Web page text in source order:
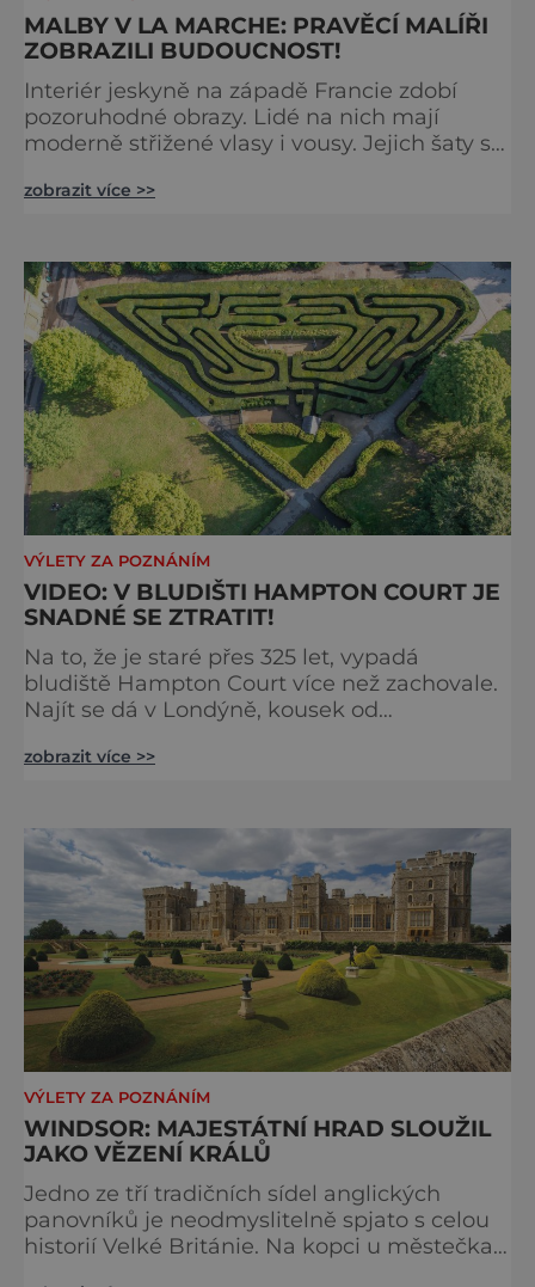
MALBY V LA MARCHE: PRAVĚCÍ MALÍŘI
ZOBRAZILI BUDOUCNOST!
Interiér jeskyně na západě Francie zdobí
pozoruhodné obrazy. Lidé na nich mají
moderně střižené vlasy i vousy. Jejich šaty se
ale staré tisíce let. Jak je to možné?
století. Skrývala překvapivý objev. Foto:
pinterest.
zobrazit více >>
VÝLETY ZA POZNÁNÍM
VIDEO: V BLUDIŠTI HAMPTON COURT JE
SNADNÉ SE ZTRATIT!
Na to, že je staré přes 325 let, vypadá
bludiště Hampton Court více než zachovale.
Najít se dá v Londýně, kousek od
země ho mezi lety 1689 a 1695 vydupou
Oranžského (1650–1702). Zabírá plochu 1300
m² a skrývá se v něm 800 metrů cest.
Původně se v živý plot promění saze
zobrazit více >>
VÝLETY ZA POZNÁNÍM
WINDSOR: MAJESTÁTNÍ HRAD SLOUŽIL
JAKO VĚZENÍ KRÁLŮ
Jedno ze tří tradičních sídel anglických
panovníků je neodmyslitelně spjato s celou
historií Velké Británie. Na kopci u městečka